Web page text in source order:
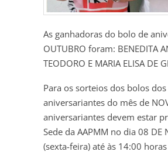
As ganhadoras do bolo de
OUTUBRO foram: BENEDITA
TEODORO E MARIA ELISA DE
Para os sorteios dos bolos dos
aniversariantes do mês de
aniversariantes devem estar
Sede da AAPMM no dia 08 DE
(sexta-feira) até às 14:00 horas